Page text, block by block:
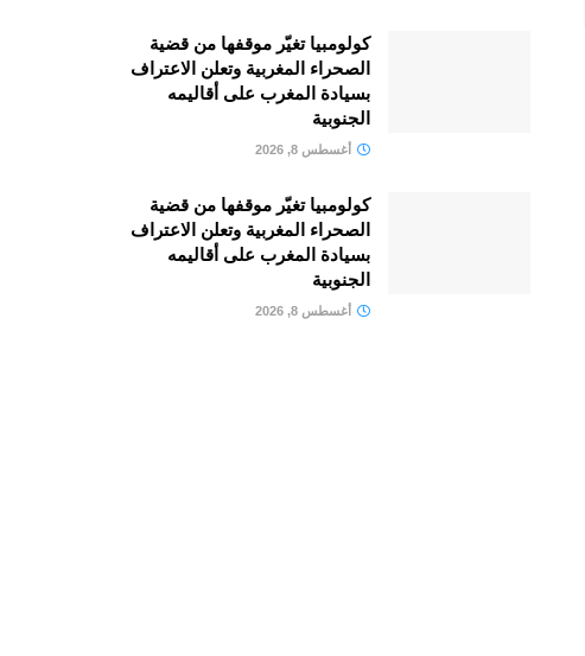
كولومبيا تغيّر موقفها من قضية
الصحراء المغربية وتعلن الاعتراف
بسيادة المغرب على أقاليمه
الجنوبية
أغسطس 8, 2026
كولومبيا تغيّر موقفها من قضية
الصحراء المغربية وتعلن الاعتراف
بسيادة المغرب على أقاليمه
الجنوبية
أغسطس 8, 2026